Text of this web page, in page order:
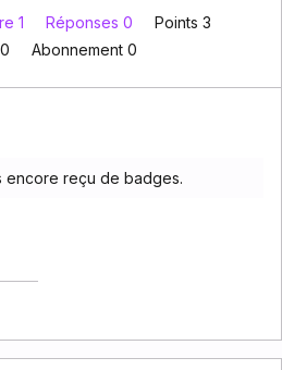
1 Réponses 0
Points 3
0 Abonnement 0
encore reçu de badges.